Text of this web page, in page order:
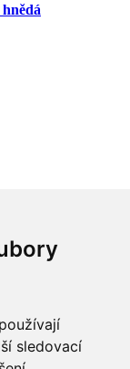
sledovací